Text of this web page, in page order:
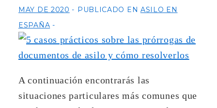
MAY DE 2020
PUBLICADO EN ASILO EN
ESPAÑA
A continuación encontrarás las
situaciones particulares más comunes que